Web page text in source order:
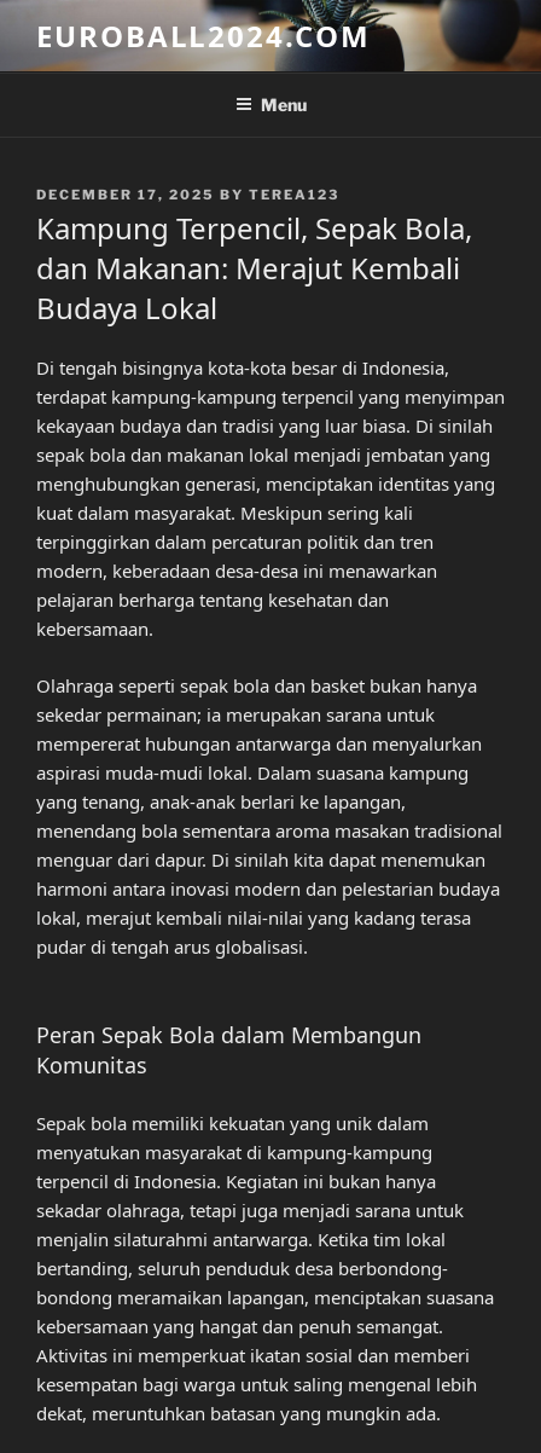
content
EUROBALL2024.COM
Menu
POSTED
DECEMBER 17, 2025 BY TEREA123
Kampung Terpencil, Sepak Bola,
dan Makanan: Merajut Kembali
Budaya Lokal
Di tengah bisingnya kota-kota besar di Indonesia,
terdapat kampung-kampung terpencil yang menyimpan
kekayaan budaya dan tradisi yang luar biasa. Di sinilah
sepak bola dan makanan lokal menjadi jembatan yang
menghubungkan generasi, menciptakan identitas yang
kuat dalam masyarakat. Meskipun sering kali
terpinggirkan dalam percaturan politik dan tren
modern, keberadaan desa-desa ini menawarkan
pelajaran berharga tentang kesehatan dan
kebersamaan.
Olahraga seperti sepak bola dan basket bukan hanya
sekedar permainan; ia merupakan sarana untuk
mempererat hubungan antarwarga dan menyalurkan
aspirasi muda-mudi lokal. Dalam suasana kampung
yang tenang, anak-anak berlari ke lapangan,
menendang bola sementara aroma masakan tradisional
menguar dari dapur. Di sinilah kita dapat menemukan
harmoni antara inovasi modern dan pelestarian budaya
lokal, merajut kembali nilai-nilai yang kadang terasa
pudar di tengah arus globalisasi.
Peran Sepak Bola dalam Membangun
Komunitas
Sepak bola memiliki kekuatan yang unik dalam
menyatukan masyarakat di kampung-kampung
terpencil di Indonesia. Kegiatan ini bukan hanya
sekadar olahraga, tetapi juga menjadi sarana untuk
menjalin silaturahmi antarwarga. Ketika tim lokal
bertanding, seluruh penduduk desa berbondong-
bondong meramaikan lapangan, menciptakan suasana
kebersamaan yang hangat dan penuh semangat.
Aktivitas ini memperkuat ikatan sosial dan memberi
kesempatan bagi warga untuk saling mengenal lebih
dekat, meruntuhkan batasan yang mungkin ada.